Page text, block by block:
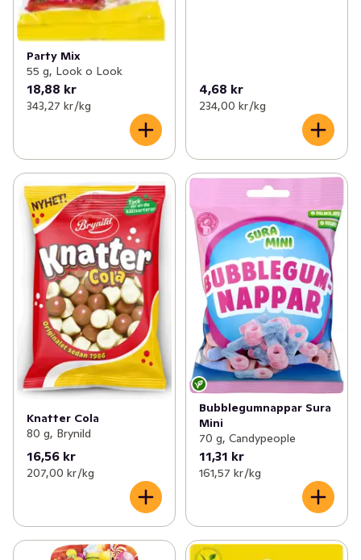
Party Mix
55 g, Look o Look
18,88 kr
343,27 kr /kg
4,68 kr
234,00 kr /kg
Knatter Cola
80 g, Brynild
16,56 kr
207,00 kr /kg
Bubblegumnappar Sura
Mini
70 g, Candypeople
11,31 kr
161,57 kr /kg